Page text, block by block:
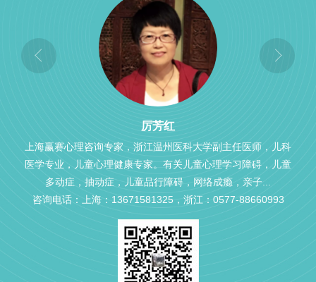
厉芳红
上海赢赛心理咨询专家，浙江温州医科大学副主任医师，儿科
医学专业，儿童心理健康专家。有关儿童心理学习障碍，儿童
多动症，抽动症，儿童品行障碍，网络成瘾，亲子...
咨询电话：上海：13671581325，浙江：0577-88660993